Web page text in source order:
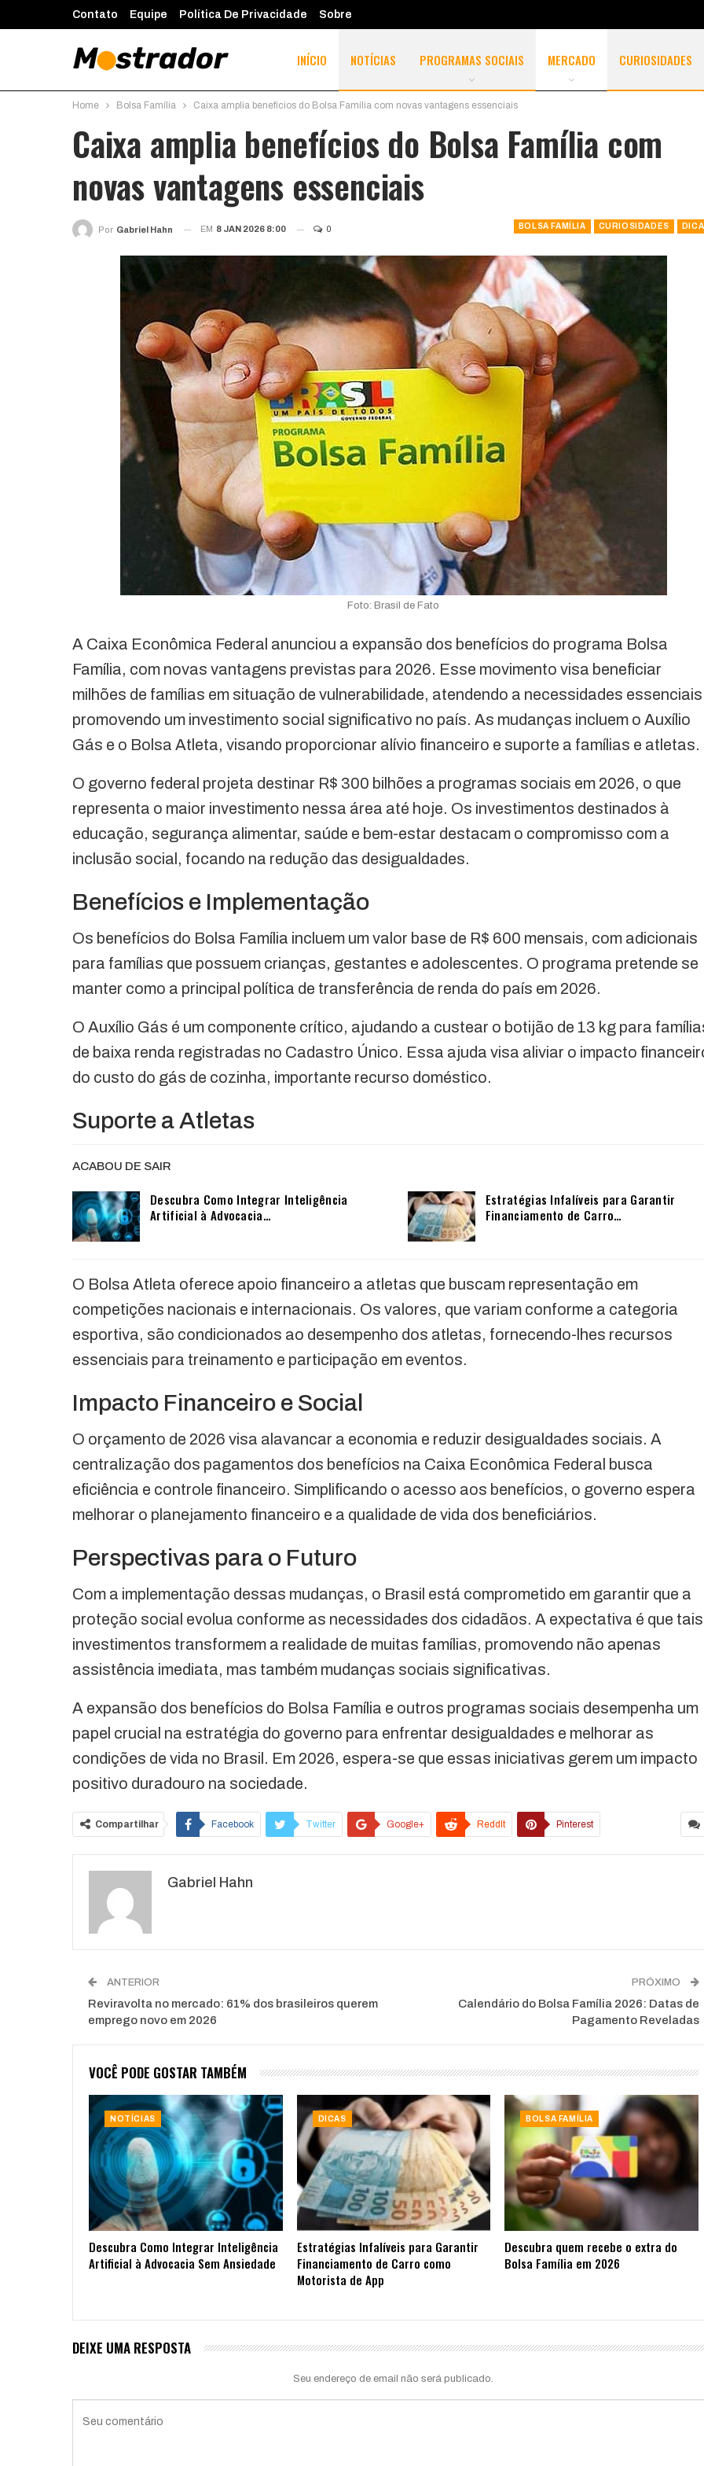
Contato Equipe Política De Privacidade Sobre
INÍCIO NOTÍCIAS PROGRAMAS SOCIAIS MERCADO CURIOSIDADES
Home Bolsa Família Caixa amplia benefícios do Bolsa Família com novas vantagens essenciais
Caixa amplia benefícios do Bolsa Família com
novas vantagens essenciais
BOLSA FAMÍLIA CURIOSIDADES
Por Gabriel Hahn EM 8 JAN 2026 8:00 0
Foto: Brasil de Fato
A Caixa Econômica Federal anunciou a expansão dos benefícios do programa Bolsa
Família, com novas vantagens previstas para 2026. Esse movimento visa beneficiar
milhões de famílias em situação de vulnerabilidade, atendendo a necessidades
promovendo um investimento social significativo no país. As mudanças incluem o Auxílio
Gás e o Bolsa Atleta, visando proporcionar alívio financeiro e suporte a famílias e atletas.
O governo federal projeta destinar R$ 300 bilhões a programas sociais em 2026, o que
representa o maior investimento nessa área até hoje. Os investimentos destinados à
educação, segurança alimentar, saúde e bem-estar destacam o compromisso com a
inclusão social, focando na redução das desigualdades.
Benefícios e Implementação
Os benefícios do Bolsa Família incluem um valor base de R$ 600 mensais, com adicionais
para famílias que possuem crianças, gestantes e adolescentes. O programa pretende se
manter como a principal política de transferência de renda do país em 2026.
O Auxílio Gás é um componente crítico, ajudando a custear o botijão de 13 kg para
de baixa renda registradas no Cadastro Único. Essa ajuda visa aliviar o impacto
do custo do gás de cozinha, importante recurso doméstico.
Suporte a Atletas
ACABOU DE SAIR
Descubra Como Integrar Inteligência
Artificial à Advocacia…
Estratégias Infalíveis para Garantir
Financiamento de Carro…
O Bolsa Atleta oferece apoio financeiro a atletas que buscam representação em
competições nacionais e internacionais. Os valores, que variam conforme a categoria
esportiva, são condicionados ao desempenho dos atletas, fornecendo-lhes recursos
essenciais para treinamento e participação em eventos.
Impacto Financeiro e Social
O orçamento de 2026 visa alavancar a economia e reduzir desigualdades sociais. A
centralização dos pagamentos dos benefícios na Caixa Econômica Federal busca
eficiência e controle financeiro. Simplificando o acesso aos benefícios, o governo espera
melhorar o planejamento financeiro e a qualidade de vida dos beneficiários.
Perspectivas para o Futuro
Com a implementação dessas mudanças, o Brasil está comprometido em garantir que a
proteção social evolua conforme as necessidades dos cidadãos. A expectativa é que tais
investimentos transformem a realidade de muitas famílias, promovendo não apenas
assistência imediata, mas também mudanças sociais significativas.
A expansão dos benefícios do Bolsa Família e outros programas sociais desempenha um
papel crucial na estratégia do governo para enfrentar desigualdades e melhorar as
condições de vida no Brasil. Em 2026, espera-se que essas iniciativas gerem um impacto
positivo duradouro na sociedade.
Compartilhar Facebook Twitter Google+ ReddIt Pinterest
Gabriel Hahn
ANTERIOR
Reviravolta no mercado: 61% dos brasileiros querem
emprego novo em 2026
PRÓXIMO
Calendário do Bolsa Família 2026: Datas de
Pagamento Reveladas
VOCÊ PODE GOSTAR TAMBÉM
NOTÍCIAS
Descubra Como Integrar Inteligência
Artificial à Advocacia Sem Ansiedade
DICAS
Estratégias Infalíveis para Garantir
Financiamento de Carro como
Motorista de App
BOLSA FAMÍLIA
Descubra quem recebe o extra do
Bolsa Família em 2026
DEIXE UMA RESPOSTA
Seu endereço de email não será publicado.